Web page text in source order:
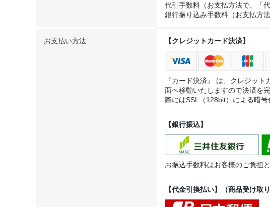
代引手数料（お支払方法で、「
銀行振り込み手数料（お支払方
お支払い方法 【クレジットカード決済】
『カード決済』 は、クレジッ
面へ移動いたしますので決済を
際にはSSL（128bit）による暗
【銀行振込】
お振込手数料はお客様のご負担と
【代金引換払い】（商品受け取